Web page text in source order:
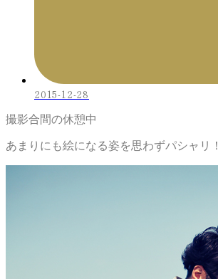
2015-12-28
撮影合間の休憩中
あまりにも絵になる姿を思わずパシャリ！